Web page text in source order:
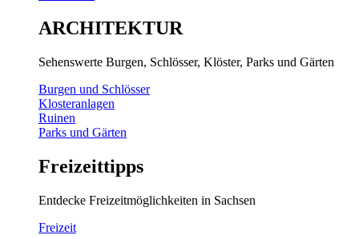
ARCHITEKTUR
Sehenswerte Burgen, Schlösser, Klöster, Parks und Gärten
Burgen und Schlösser
Klosteranlagen
Ruinen
Parks und Gärten
Freizeittipps
Entdecke Freizeitmöglichkeiten in Sachsen
Freizeit